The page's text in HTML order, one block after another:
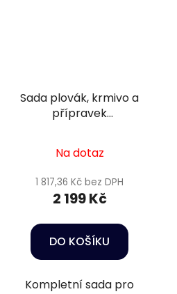
Sada plovák, krmivo a
přípravek
Na dotaz
1 817,36 Kč bez DPH
2 199 Kč
DO KOŠÍKU
Kompletní sada pro